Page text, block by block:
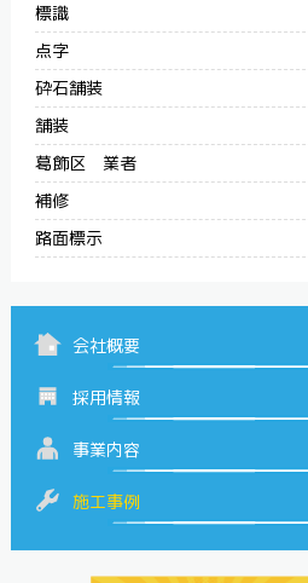
標識
点字
砕石舗装
舗装
葛飾区 業者
補修
路面標示
会社概要
採用情報
事業内容
施工事例